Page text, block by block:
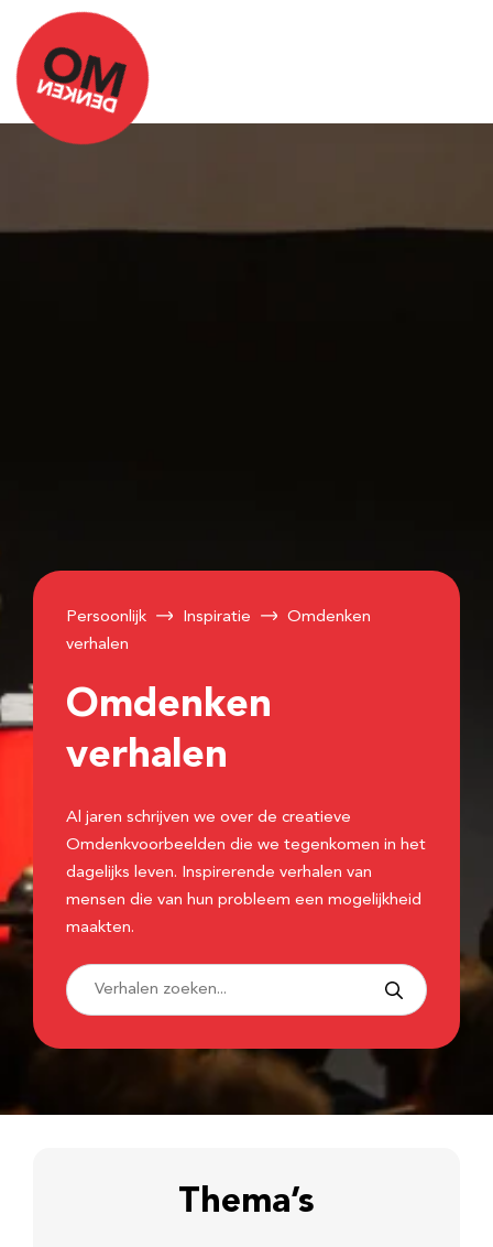
Persoonlijk Inspiratie
Omdenken
verhalen
Omdenken
verhalen
Al jaren schrijven we over de creatieve
Omdenkvoorbeelden die we tegenkomen in het
dagelijks leven. Inspirerende verhalen van
mensen die van hun probleem een mogelijkheid
maakten.
Thema’s